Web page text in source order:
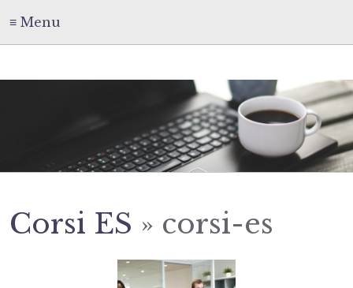
≡ Menu
Corsi ES » corsi-es